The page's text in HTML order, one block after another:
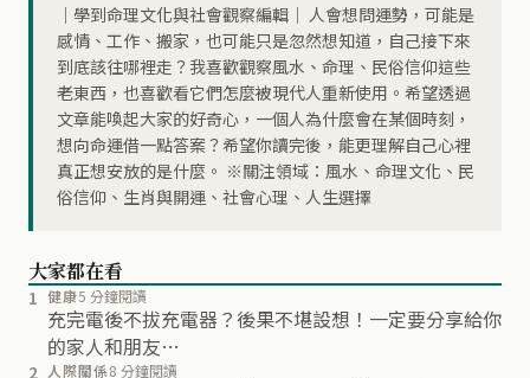
｜學到命理文化與社會觀察編輯｜ 人會想問運勢，可能是
感情、工作、搬家，也可能只是忽然想知道，自己接下來
到底該往哪裡走？我喜歡觀察風水、命理、民俗信仰這些
老東西，也喜歡看它們怎麼被現代人重新使用。希望透過
文章能喚起大家的好奇心，一個人為什麼會在某個時刻，
想向命運借一點答案？希望你讀完後，能更理解自己心裡
真正想安放的是什麼。 ※關注領域：風水、命理文化、民
俗信仰、生肖與開運、社會心理、人生選擇
大家都在看
1 健康5 分鐘閱讀
充完電後不拔充電器？後果不堪設想！一定要分享給你
的家人和朋友…
2 人際關係8 分鐘閱讀